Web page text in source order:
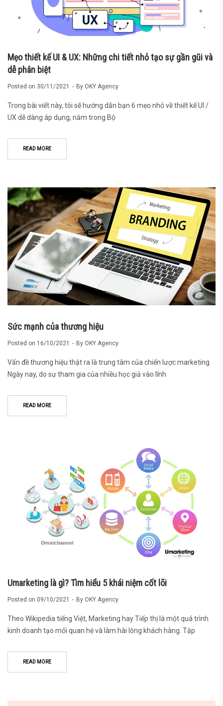
Mẹo thiết kế UI & UX: Những chi tiết nhỏ tạo sự gần gũi và
dễ phân biệt
Posted on 30/11/2021 By OKY Agency
Trong bài viết này, tôi sẽ hướng dẫn bạn 6 mẹo nhỏ về thiết kế UI /
UX dễ dàng áp dụng, nằm trong Bộ
READ MORE
Sức mạnh của thương hiệu
Posted on 16/10/2021 By OKY Agency
Vấn đề thương hiệu thật ra là trung tâm của chiến lược marketing.
Ngày nay, do sự tham gia của nhiều học giả vào lĩnh
READ MORE
Umarketing là gì? Tìm hiểu 5 khái niệm cốt lõi
Posted on 09/10/2021 By OKY Agency
Theo Wikipedia tiếng Việt, Marketing hay Tiếp thị là một quá trình
kinh doanh tạo mối quan hệ và làm hài lòng khách hàng. Tập
READ MORE